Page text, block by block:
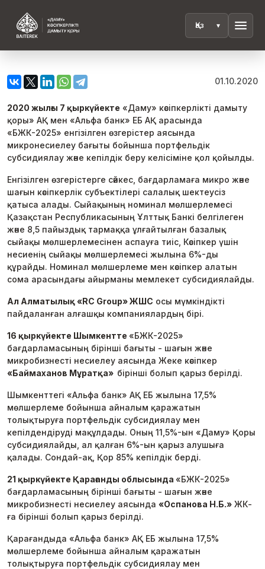
menu
01.10.2020
2020 жылғы 7 қыркүйекте «Даму» кәсіпкерлікті дамыту
қоры» АҚ мен «Альфа банк» ЕБ АҚ арасында
«БЖК-2025» енгізілген өзгерістер аясында
микронесиелеу бағыты бойынша портфельдік
субсидиялау және кепілдік беру келісіміне қол қойылды.
Енгізілген өзгерістерге сәйкес, бағдарламаға микро және
шағын кәсіпкерлік субъектілері салалық шектеусіз
қатыса алады. Сыйақының номинал мөлшерлемесі
Қазақстан Республикасының Ұлттық Банкі белгілеген
және 8,5 пайыздық тармаққа ұлғайтылған базалық
сыйақы мөлшерлемесінен аспауға тиіс, Кәсіпкер үшін
несиенің сыйақы мөлшерлемесі жылына 6%-ды
құрайды. Номинал мөлшерлеме мен кәсіпкер алатын
сома арасындағы айырманы мемлекет субсидиялайды.
Ал Алматылық «RC Group» ЖШС осы мүмкіндікті
пайдаланған алғашқы компаниялардың бірі.
16 қыркүйекте Шымкентте «БЖК-2025»
бағдарламасының бірінші бағыты - шағын және
микробизнесті несиелеу аясында Жеке кәсіпкер
«Баймаханов Мұратқа» бірінші болып қарыз берілді.
Шымкенттегі «Альфа банк» АҚ ЕБ жылына 17,5%
мөлшерлеме бойынша айналым қаражатын
толықтыруға портфельдік субсидиялау мен
кепілдендіруді мақұлдады. Оның 11,5%-ын «Даму» Қоры
субсидиялайды, ал қалған 6%-ын қарыз алушыға
қалады. Сондай-ақ, Қор 85% кепілдік берді.
21 қыркүйекте Қарағанды облысында «БЖК-2025»
бағдарламасының бірінші бағыты - шағын және
микробизнесті несиелеу аясында «Оспанова Н.Б.» ЖК-
ға бірінші болып қарыз берілді.
Қарағандыда «Альфа банк» АҚ ЕБ жылына 17,5%
мөлшерлеме бойынша айналым қаражатын
толықтыруға портфельдік субсидиялау мен